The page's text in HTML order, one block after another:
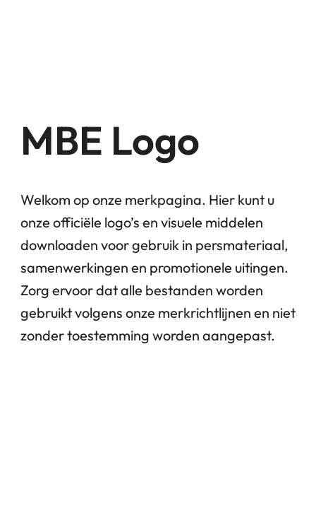
MBE Logo
Welkom op onze merkpagina. Hier kunt u
onze officiële logo’s en visuele middelen
downloaden voor gebruik in persmateriaal,
samenwerkingen en promotionele uitingen.
Zorg ervoor dat alle bestanden worden
gebruikt volgens onze merkrichtlijnen en niet
zonder toestemming worden aangepast.